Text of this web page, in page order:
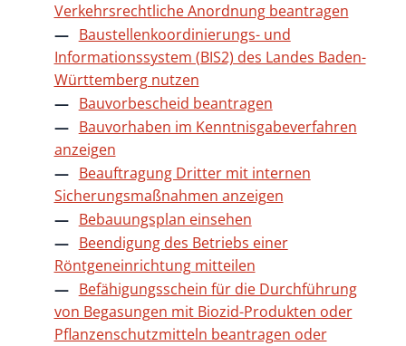
Verkehrsrechtliche Anordnung beantragen
Baustellenkoordinierungs- und
Informationssystem (BIS2) des Landes Baden-
Württemberg nutzen
Bauvorbescheid beantragen
Bauvorhaben im Kenntnisgabeverfahren
anzeigen
Beauftragung Dritter mit internen
Sicherungsmaßnahmen anzeigen
Bebauungsplan einsehen
Beendigung des Betriebs einer
Röntgeneinrichtung mitteilen
Befähigungsschein für die Durchführung
von Begasungen mit Biozid-Produkten oder
Pflanzenschutzmitteln beantragen oder